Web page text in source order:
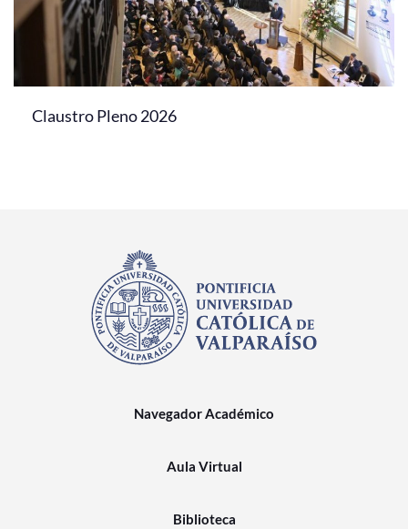
Claustro Pleno 2026
Navegador Académico
Aula Virtual
Biblioteca